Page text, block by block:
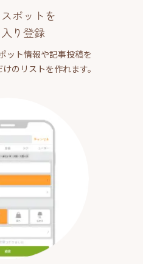
ポットを
り登録
ット情報や記事投稿を
のリストを作れます。